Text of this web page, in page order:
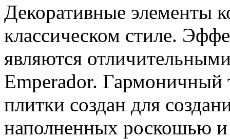
Декоративные элементы
классическом стиле.
являются
Emperador. Гармоничный
плитки создан для
наполненных роскошью